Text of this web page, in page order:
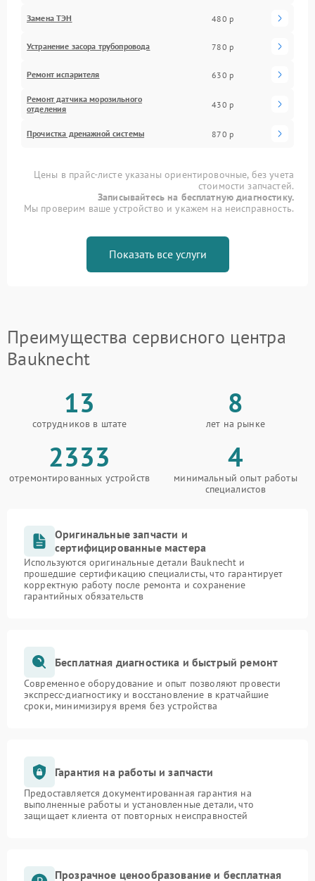
Замена ТЭН 480 р
Устранение засора трубопровода 780 р
Ремонт испарителя 630 р
Ремонт датчика морозильного
отделения
430 р
Прочистка дренажной системы 870 р
Цены в прайс-листе указаны ориентировочные, без учета
стоимости запчастей.
Записывайтесь на бесплатную диагностику.
Мы проверим ваше устройство и укажем на неисправность.
Показать все услуги
Преимущества сервисного центра
Bauknecht
13
сотрудников в штате
8
лет на рынке
2333
отремонтированных устройств
4
минимальный опыт работы
специалистов
Оригинальные запчасти и
сертифицированные мастера
Используются оригинальные детали Bauknecht и
прошедшие сертификацию специалисты, что гарантирует
корректную работу после ремонта и сохранение
гарантийных обязательств
Бесплатная диагностика и быстрый ремонт
Современное оборудование и опыт позволяют провести
экспресс-диагностику и восстановление в кратчайшие
сроки, минимизируя время без устройства
Гарантия на работы и запчасти
Предоставляется документированная гарантия на
выполненные работы и установленные детали, что
защищает клиента от повторных неисправностей
Прозрачное ценообразование и бесплатная